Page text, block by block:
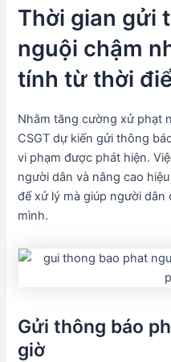
Thời gian gửi
nguội chậm
tính từ thời
Nhằm tăng cường xử phạt
CSGT dự kiến gửi thông
vi phạm được phát hiện.
người dân và nâng cao
để xử lý mà giúp người
mình.
Gửi thông báo
giờ